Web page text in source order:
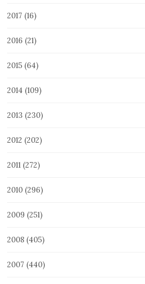
2017 (16)
2016 (21)
2015 (64)
2014 (109)
2013 (230)
2012 (202)
2011 (272)
2010 (296)
2009 (251)
2008 (405)
2007 (440)